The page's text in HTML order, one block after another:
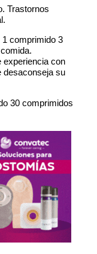
Trastornos
1 comprimido 3
experiencia con
desaconseja su
30 comprimidos